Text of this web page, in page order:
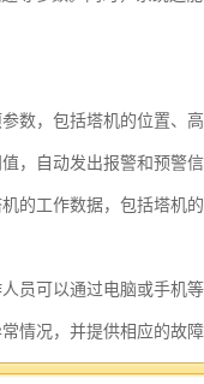
数，包括塔机的位置、
，自动发出报警和预警
的工作数据，包括塔机
员可以通过电脑或手机
情况，并提供相应的故
性和工作效率，减少事